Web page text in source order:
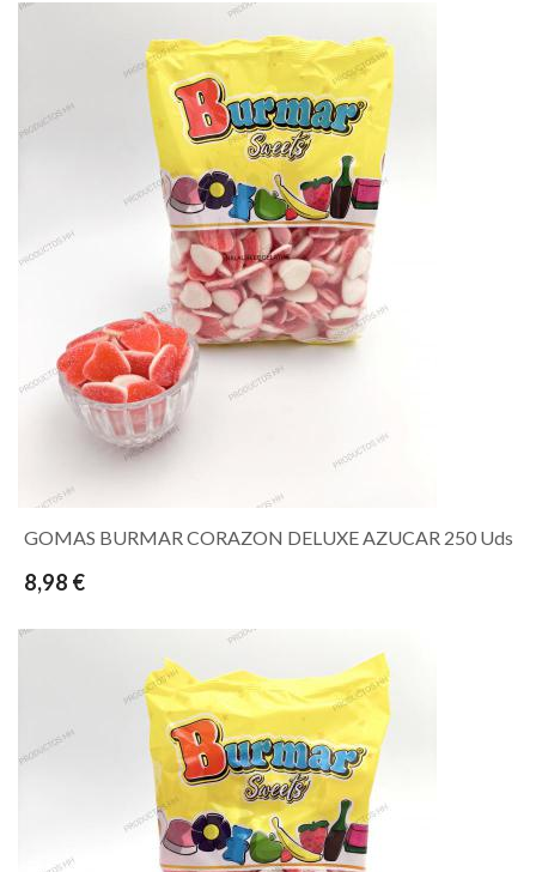
GOMAS BURMAR CORAZON DELUXE AZUCAR 250 Uds
8,98 €